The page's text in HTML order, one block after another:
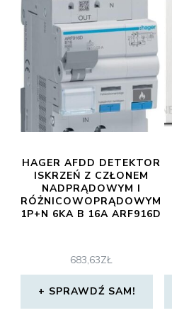
HAGER AFDD DETEKTOR
ISKRZEŃ Z CZŁONEM
NADPRĄDOWYM I
RÓŻNICOWOPRĄDOWYM
1P+N 6KA B 16A ARF916D
683,63ZŁ
SPRAWDŹ SAM!